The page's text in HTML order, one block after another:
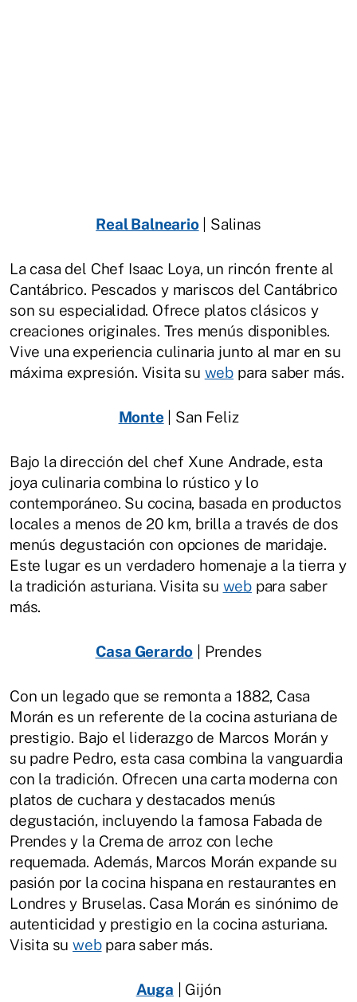
Real Balneario| Salinas
La casa del Chef Isaac Loya, un rincón frente al
Cantábrico. Pescados y mariscos del Cantábrico
son su especialidad. Ofrece platos clásicos y
creaciones originales. Tres menús disponibles.
Vive una experiencia culinaria junto al mar en su
máxima expresión. Visita su web para saber más.
Monte| San Feliz
Bajo la dirección del chef Xune Andrade, esta
joya culinaria combina lo rústico y lo
contemporáneo. Su cocina, basada en productos
locales a menos de 20 km, brilla a través de dos
menús degustación con opciones de maridaje.
Este lugar es un verdadero homenaje a la tierra y
la tradición asturiana. Visita su webpara saber
más.
Casa Gerardo | Prendes
Con un legado que se remonta a 1882, Casa
Morán es un referente de la cocina asturiana de
prestigio. Bajo el liderazgo de Marcos Morán y
su padre Pedro, esta casa combina la vanguardia
con la tradición. Ofrecen una carta moderna con
platos de cuchara y destacados menús
degustación, incluyendo la famosa Fabada de
Prendes y la Crema de arroz con leche
requemada. Además, Marcos Morán expande su
pasión por la cocina hispana en restaurantes en
Londres y Bruselas. Casa Morán es sinónimo de
autenticidad y prestigio en la cocina asturiana.
Visita suwebpara saber más.
Auga | Gijón